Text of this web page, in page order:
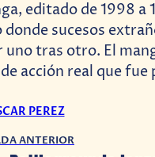
editado de 1998
donde sucesos
uno tras otro. El
acción real que fue
PEREZ
ANTERIOR